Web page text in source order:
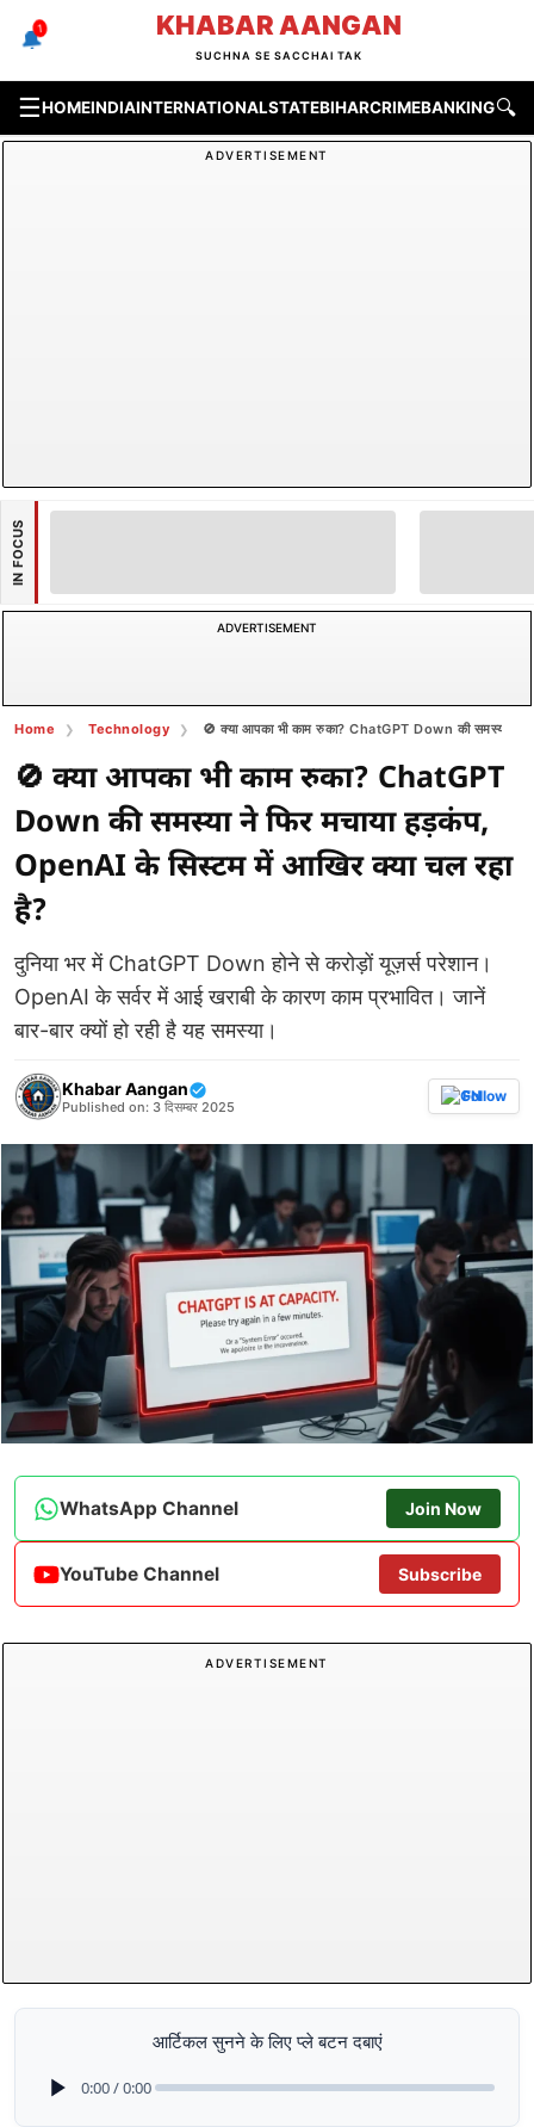
Skip
🔔
1 KHABAR AANGAN
SUCHNA SE SACCHAI TAK
☰HOMEINDIAINTERNATIONALSTATEBIHARCRIMEBANKING &🔍
ADVERTISEMENT
IN FOCUS
ADVERTISEMENT
Home Technology 🚫 क्या आपका भी काम रुका? ChatGPT Down की समस्या ने
🚫 क्या आपका भी काम रुका? ChatGPT
Down की समस्या ने फिर मचाया हड़कंप,
OpenAI के सिस्टम में आखिर क्या चल रहा
है?
दुनिया भर में ChatGPT Down होने से करोड़ों यूज़र्स परेशान।
OpenAI के सर्वर में आई खराबी के कारण काम प्रभावित। जानें
बार-बार क्यों हो रही है यह समस्या।
Khabar Aangan
Published on: 3 दिसम्बर 2025
Follow
WhatsApp Channel Join Now
YouTube Channel Subscribe
ADVERTISEMENT
आर्टिकल सुनने के लिए प्ले बटन दबाएं
0:00 / 0:00